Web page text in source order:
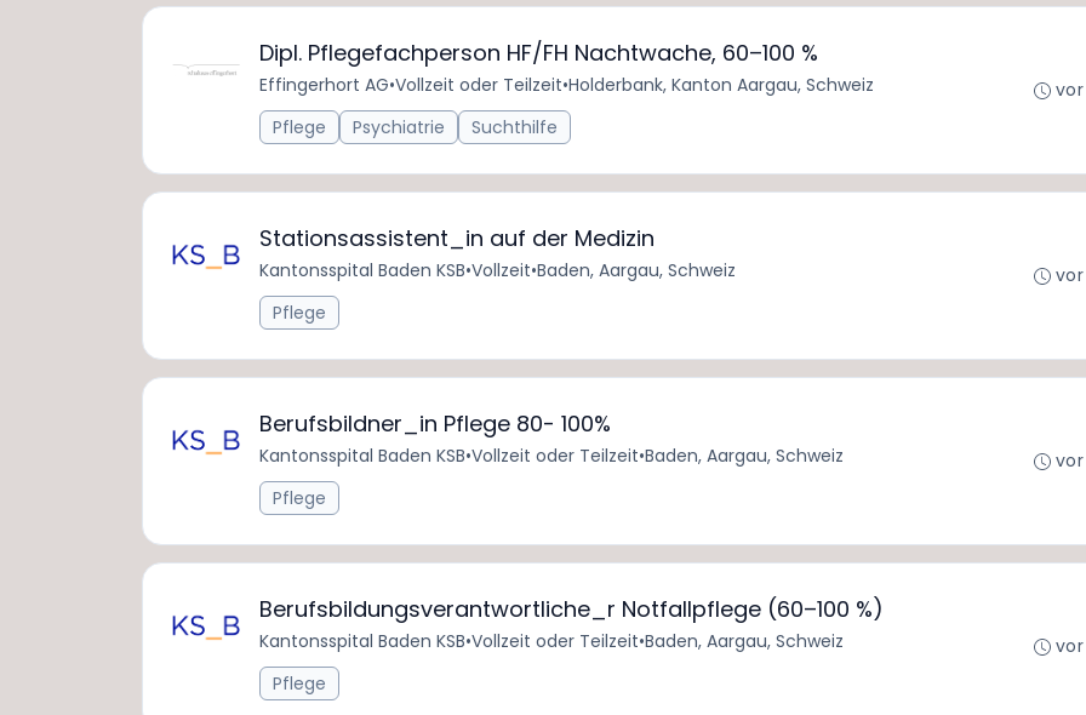
Dipl. Pflegefachperson HF/FH Nachtwache, 60–100 %
Effingerhort AG•Vollzeit oder Teilzeit•Holderbank, Kanton Aargau, Schweiz
Pflege
Psychiatrie Suchthilfe
vor
Stationsassistent_in auf der Medizin
Kantonsspital Baden KSB•Vollzeit•Baden, Aargau, Schweiz
Pflege
vor
Berufsbildner_in Pflege 80- 100%
Kantonsspital Baden KSB•Vollzeit oder Teilzeit•Baden, Aargau, Schweiz
Pflege
vor
Berufsbildungsverantwortliche_r Notfallpflege (60–100 %)
Kantonsspital Baden KSB•Vollzeit oder Teilzeit•Baden, Aargau, Schweiz
Pflege
vor